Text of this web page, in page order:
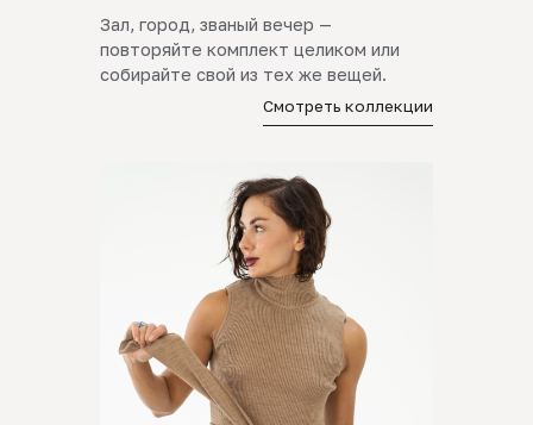
Зал, город, званый вечер —
повторяйте комплект целиком или
собирайте свой из тех же вещей.
Смотреть коллекции